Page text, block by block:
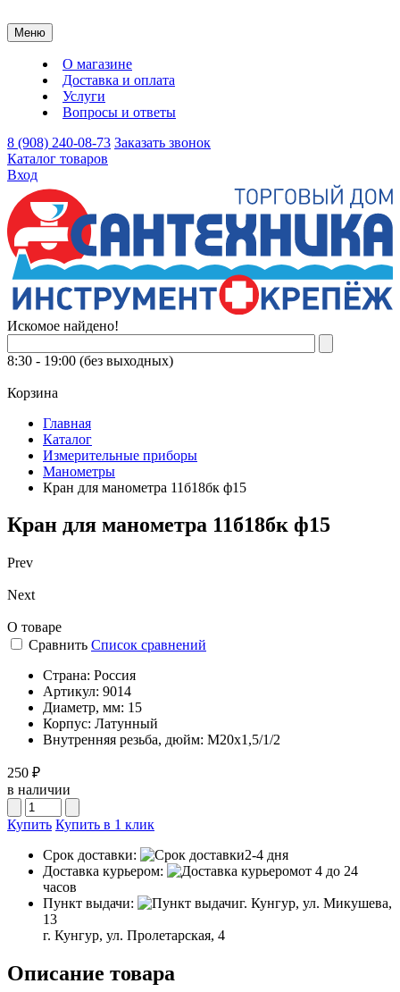
Меню
О магазине
Доставка и оплата
Услуги
Вопросы и ответы
8 (908) 240-08-73 Заказать звонок
Каталог товаров
Вход
Искомое найдено!
8:30 - 19:00 (без выходных)
Корзина
Главная
Каталог
Измерительные приборы
Манометры
Кран для манометра 11б18бк ф15
Кран для манометра 11б18бк ф15
Prev
Next
О товаре
Сравнить Список сравнений
Страна: Россия
Артикул: 9014
Диаметр, мм: 15
Корпус: Латунный
Внутренняя резьба, дюйм: М20х1,5/1/2
250 ₽
в наличии
Купить Купить в 1 клик
Срок доставки:
2-4 дня
Доставка курьером:
от 4 до 24
часов
Пункт выдачи:
г. Кунгур, ул. Микушева,
13
г. Кунгур, ул. Пролетарская, 4
Описание товара